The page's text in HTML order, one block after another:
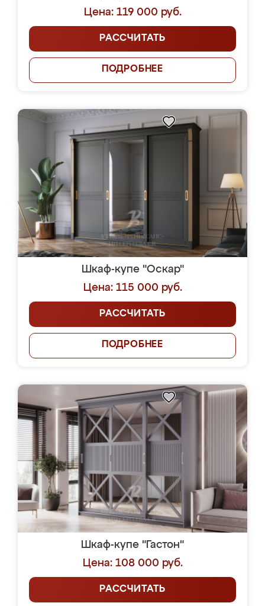
Цена: 119 000 руб.
РАССЧИТАТЬ
ПОДРОБНЕЕ
Шкаф-купе "Оскар"
Цена: 115 000 руб.
РАССЧИТАТЬ
ПОДРОБНЕЕ
Шкаф-купе "Гастон"
Цена: 108 000 руб.
РАССЧИТАТЬ